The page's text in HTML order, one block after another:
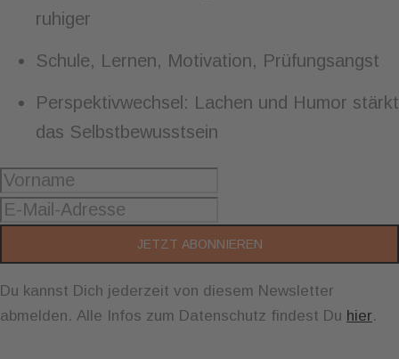
ruhiger
Schule, Lernen, Motivation, Prüfungsangst
Perspektivwechsel: Lachen und Humor stärkt
das Selbstbewusstsein
JETZT ABONNIEREN
Du kannst Dich jederzeit von diesem Newsletter
abmelden. Alle Infos zum Datenschutz findest Du hier.